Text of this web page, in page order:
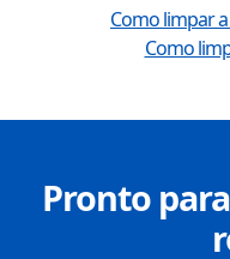
Como limpar
Como
Pronto